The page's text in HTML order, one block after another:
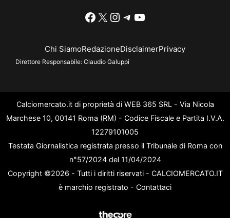
Facebook
X Instagram
Telegram
YouTube
Chi SiamoRedazioneDisclaimerPrivacy
Direttore Responsabile: Claudio Galuppi
Calciomercato.it di proprietà di WEB 365 SRL - Via Nicola
Marchese 10, 00141 Roma (RM) - Codice Fiscale e Partita I.V.A.
12279101005
Testata Giornalistica registrata presso il Tribunale di Roma con
n°57/2024 del 11/04/2024
Copyright ©2026 - Tutti i diritti riservati - CALCIOMERCATO.IT
è marchio registrato - Contattaci